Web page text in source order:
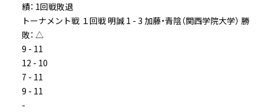
績： 1回戦敗退
トーナメント戦 １回戦 明誠 1 - 3 加藤・青陰（関西学院大学） 勝
敗： △
9 - 11
12 - 10
7 - 11
9 - 11
-